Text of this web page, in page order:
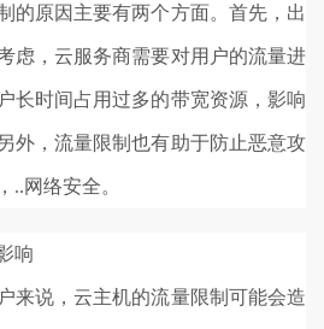
的原因主要有两个方面。首先，出
虑，云服务商需要对用户的流量进
长时间占用过多的带宽资源，影响
外，流量限制也有助于防止恶意攻
..网络安全。
响
来说，云主机的流量限制可能会造